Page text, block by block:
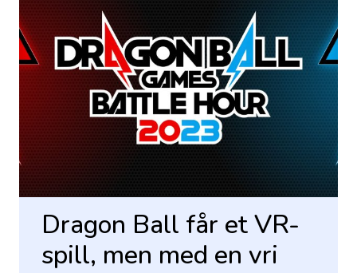
Dragon Ball får et VR-
spill, men med en vri